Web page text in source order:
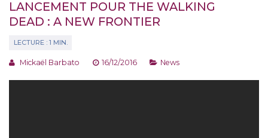
LANCEMENT POUR THE WALKING
DEAD : A NEW FRONTIER
Mickaël Barbato 16/12/2016 News